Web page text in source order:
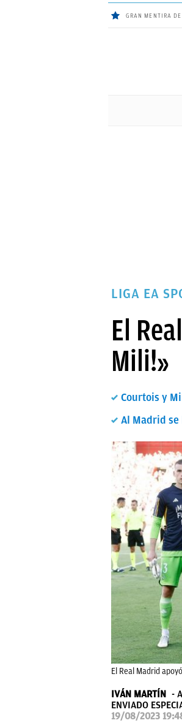
GRAN MENTIRA DE
LIGA EA
El
Mili!»
Courtois y
Al Madrid
El Real Madrid
IVÁN MARTÍN
ENVIADO
19/08/2023